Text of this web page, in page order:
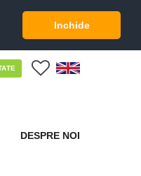
Inchide
DESPRE NOI